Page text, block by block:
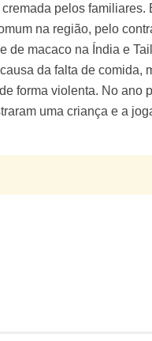
pelos familiares.
na região, pelo
de macaco na Índia e
da falta de comida,
forma violenta. No ano
uma criança e a